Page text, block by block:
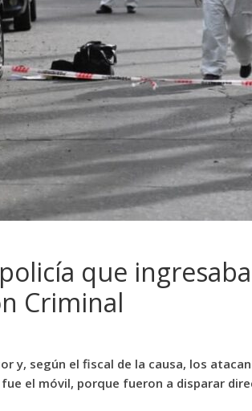
que
Criminal
y, según el fiscal de la causa, los
el móvil, porque fueron a disparar